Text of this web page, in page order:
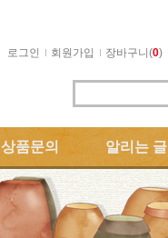
로그인 회원가입 장바구니(0)
상품문의 알리는 글